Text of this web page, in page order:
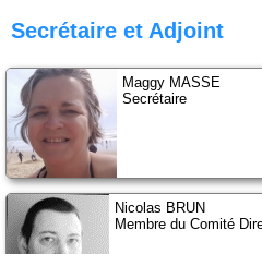
24H de
Ecole de
Projet
Secrétaire et Adjoint
Maggy MASSE
Secrétaire
Nicolas BRUN
Membre du Comité